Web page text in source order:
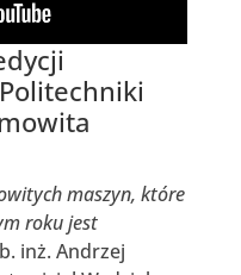
maszyn, które
roku jest
inż. Andrzej